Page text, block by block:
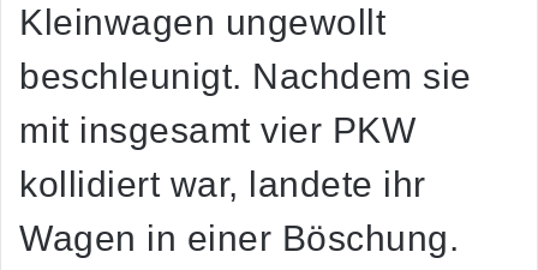
Kleinwagen ungewollt
beschleunigt. Nachdem sie
mit insgesamt vier PKW
kollidiert war, landete ihr
Wagen in einer Böschung.